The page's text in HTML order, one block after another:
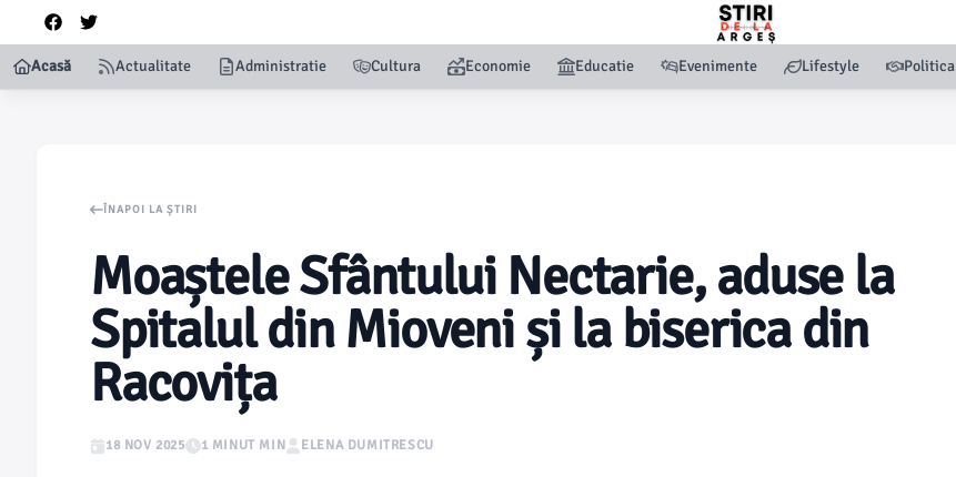
Acasă Actualitate Administratie Cultura Economie Educatie Evenimente Lifestyle Politica
ÎNAPOI LA ȘTIRI
Moaștele Sfântului Nectarie, aduse la
Spitalul din Mioveni și la biserica din
Racovița
18 NOV 2025 1 MINUT MIN ELENA DUMITRESCU